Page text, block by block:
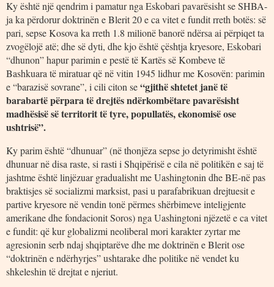
Ky është një qendrim i pamatur nga Eskobari pavarësisht se SHBA-
ja ka përdorur doktrinën e Blerit 20 e ca vitet e fundit rreth botës: së
pari, sepse Kosova ka rreth 1.8 milionë banorë ndërsa ai përpiqet ta
zvogëlojë atë; dhe së dyti, dhe kjo është çështja kryesore, Eskobari
“dhunon” hapur parimin e pestë të Kartës së Kombeve të
Bashkuara të miratuar që në vitin 1945 lidhur me Kosovën: parimin
e “barazisë sovrane”, i cili citon se“gjithë shtetet janë të
barabartë përpara të drejtës ndërkombëtare pavarësisht
madhësisë së territorit të tyre, popullatës, ekonomisë ose
ushtrisë”.
Ky parim është “dhunuar” (në thonjëza sepse jo detyrimisht është
dhunuar në disa raste, si rasti i Shqipërisë e cila në politikën e saj të
jashtme është linjëzuar gradualisht me Uashingtonin dhe BE-në pas
braktisjes së socializmi marksist, pasi u parafabrikuan drejtuesit e
partive kryesore në vendin tonë përmes shërbimeve inteligjente
amerikane dhe fondacionit Soros) nga Uashingtoni njëzetë e ca vitet
e fundit: që kur globalizmi neoliberal mori karakter zyrtar me
agresionin serb ndaj shqiptarëve dhe me doktrinën e Blerit ose
“doktrinën e ndërhyrjes” ushtarake dhe politike në vendet ku
shkeleshin të drejtat e njeriut.